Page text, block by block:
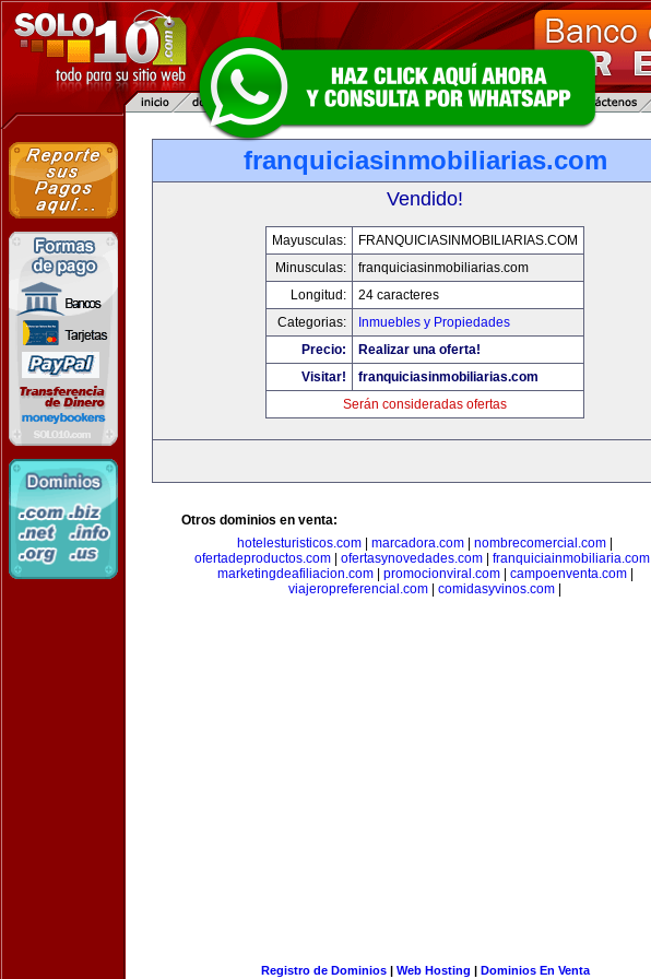
franquiciasinmobiliarias.com
Vendido!
Mayusculas:
FRANQUICIASINMOBILIARIAS.COM
Minusculas:
franquiciasinmobiliarias.com
Longitud:
24 caracteres
Categorias:
Inmuebles y Propiedades
Precio:
Realizar una oferta!
Visitar!
franquiciasinmobiliarias.com
Serán consideradas ofertas
Otros dominios en venta:
hotelesturisticos.com
marcadora.com nombrecomercial.com
ofertadeproductos.com| ofertasynovedades.com| franquiciainmobiliaria.com|
marketingdeafiliacion.com| promocionviral.com| campoenventa.com|
viajeropreferencial.com
comidasyvinos.com
Registro de Dominios| Web Hosting | Dominios En Venta